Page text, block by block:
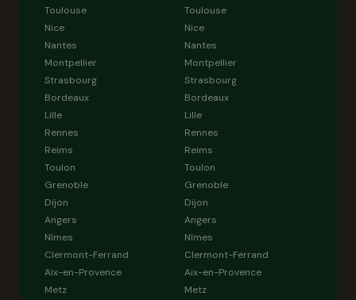
Toulouse
Nice
Nantes
Montpellier
Strasbourg
Bordeaux
Lille
Rennes
Reims
Toulon
Grenoble
Dijon
Angers
Nîmes
Clermont-Ferrand
Aix-en-Provence
Metz
Toulouse
Nice
Nantes
Montpellier
Strasbourg
Bordeaux
Lille
Rennes
Reims
Toulon
Grenoble
Dijon
Angers
Nîmes
Clermont-Ferrand
Aix-en-Provence
Metz